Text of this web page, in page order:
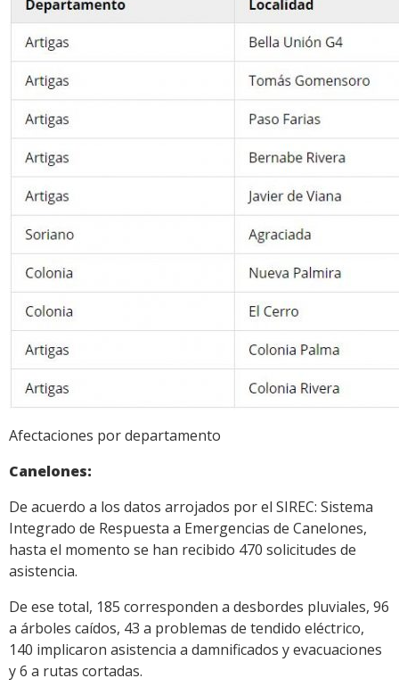
Afectaciones por departamento
Canelones:
De acuerdo a los datos arrojados por el SIREC: Sistema
Integrado de Respuesta a Emergencias de Canelones,
hasta el momento se han recibido 470 solicitudes de
asistencia.
De ese total, 185 corresponden a desbordes pluviales, 96
a árboles caídos, 43 a problemas de tendido eléctrico,
140 implicaron asistencia a damnificados y evacuaciones
y 6 a rutas cortadas.